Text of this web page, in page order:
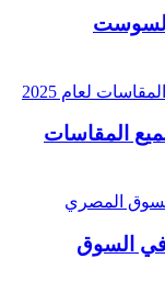
السوست
المقاسات
في السوق